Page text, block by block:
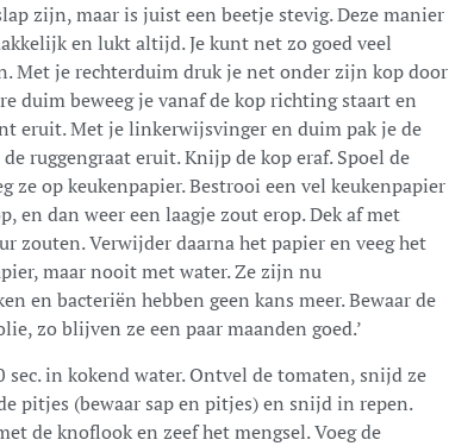
zijn, maar is juist een beetje stevig. Deze manier
en lukt altijd. Je kunt net zo goed veel
Met je rechterduim druk je net onder zijn kop door
duim beweeg je vanaf de kop richting staart en
eruit. Met je linkerwijsvinger en duim pak je de
ruggengraat eruit. Knijp de kop eraf. Spoel de
ze op keukenpapier. Bestrooi een vel keukenpapier
en dan weer een laagje zout erop. Dek af met
zouten. Verwijder daarna het papier en veeg het
maar nooit met water. Ze zijn nu
en bacteriën hebben geen kans meer. Bewaar de
zo blijven ze een paar maanden goed.’
in kokend water. Ontvel de tomaten, snijd ze
pitjes (bewaar sap en pitjes) en snijd in repen.
de knoflook en zeef het mengsel. Voeg de